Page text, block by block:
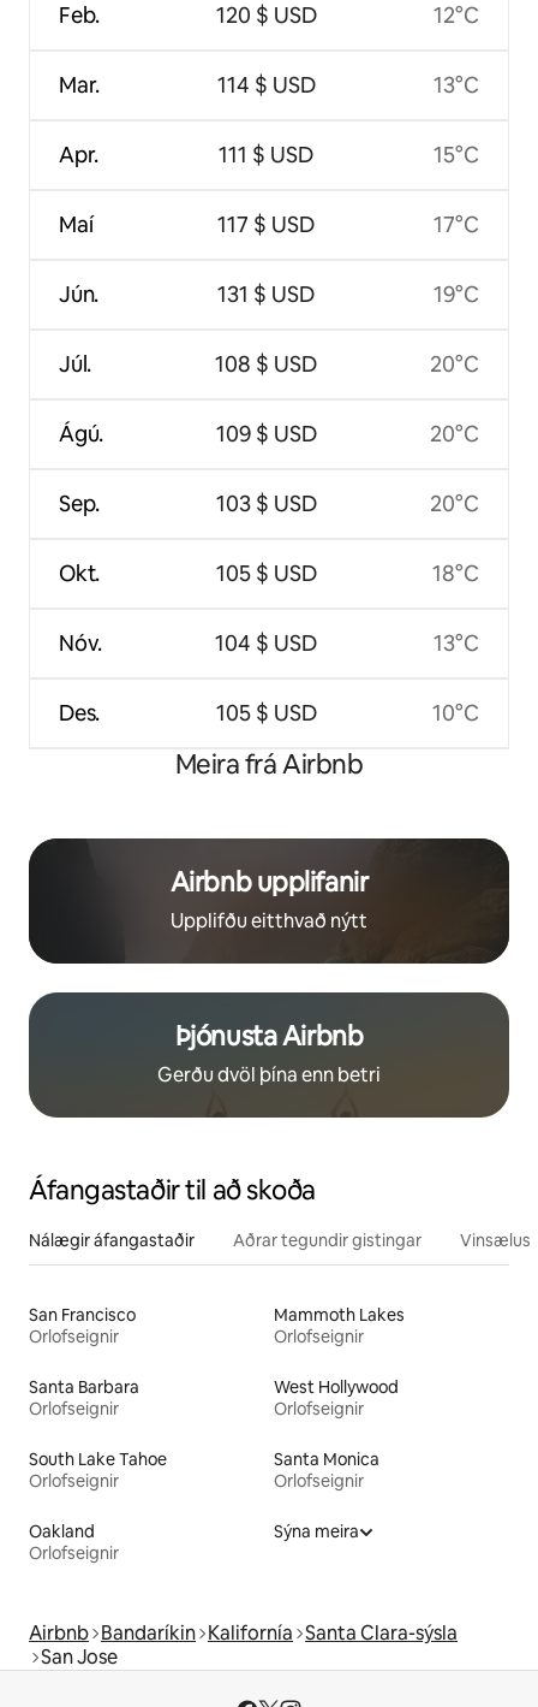
Feb.
Mar.
Apr.
Maí
Jún.
Júl.
Ágú.
Sep.
Okt.
Nóv.
Des.
120 $ USD
114 $ USD
111 $ USD
117 $ USD
131 $ USD
108 $ USD
109 $ USD
103 $ USD
105 $ USD
104 $ USD
105 $ USD
12°C
13°C
15°C
17°C
19°C
20°C
20°C
20°C
18°C
13°C
10°C
Meira frá Airbnb
Airbnb upplifanir
Upplifðu eitthvað nýtt
Þjónusta Airbnb
Gerðu dvöl þína enn betri
Áfangastaðir til að skoða
Nálægir áfangastaðir Aðrar tegundir gistingar
San Francisco
Orlofseignir
Mammoth Lakes
Orlofseignir
Santa Barbara
Orlofseignir
West Hollywood
Orlofseignir
South Lake Tahoe
Orlofseignir
Santa Monica
Orlofseignir
Oakland
Orlofseignir
Sýna meira
Airbnb Bandaríkin Kalifornía Santa Clara-sýsla
San Jose